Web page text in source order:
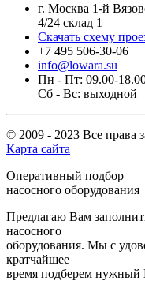
г. Москва 1-й
4/24 склад 1
Скачать схему
+7 495 506-30-06
info@lowara.su
Пн - Пт: 09.00-
Сб - Вс: выходной
© 2009 - 2023 Все права
Карта сайта
Оперативный подбор
насосного оборудования
Предлагаю Вам
насосного
оборудования. Мы с
кратчайшее
время подберем нужный